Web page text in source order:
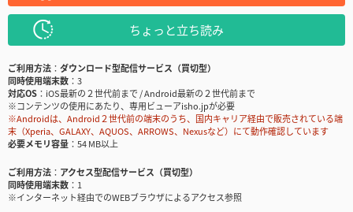
ちょっと立ち読み
ご利用方法
ダウンロード型配信サービス（買切型）
同時使用端末数
3
対応OS
iOS最新の２世代前まで / Android最新の２世代前まで
※コンテンツの使用にあたり、専用ビューアisho.jpが必要
※Androidは、Android２世代前の端末のうち、国内キャリア経由で販売されている端
末（Xperia、GALAXY、AQUOS、ARROWS、Nexusなど）にて動作確認しています
必要メモリ容量
54 MB以上
ご利用方法
アクセス型配信サービス（買切型）
同時使用端末数
1
※インターネット経由でのWEBブラウザによるアクセス参照